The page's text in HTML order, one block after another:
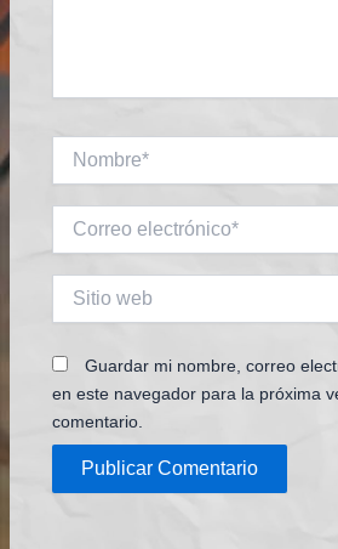
electrónico*
web
Guardar mi nombre, correo
en este navegador para la próxima
comentario.